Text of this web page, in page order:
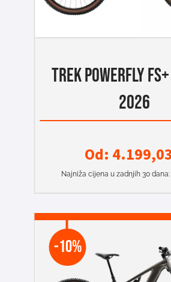
TREK POWERFLY
2026
Od: 4.199,03
Najniža cijena u zadnjih 30 dana:
-10%